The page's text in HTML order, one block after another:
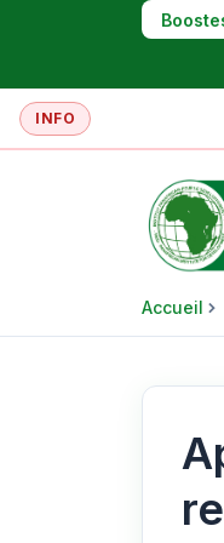
INFO
Accueil